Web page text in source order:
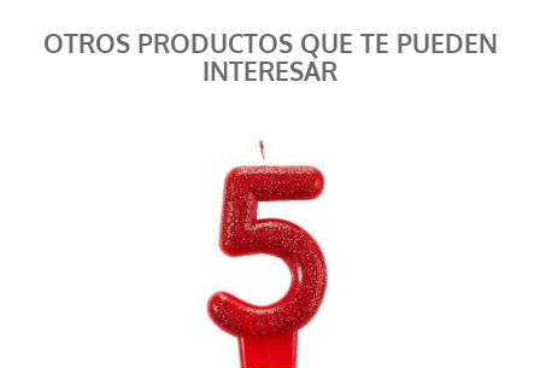
OTROS PRODUCTOS QUE TE PUEDEN
INTERESAR